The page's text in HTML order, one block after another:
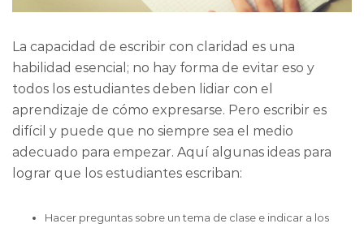
La capacidad de escribir con claridad es una
habilidad esencial; no hay forma de evitar eso y
todos los estudiantes deben lidiar con el
aprendizaje de cómo expresarse. Pero escribir es
difícil y puede que no siempre sea el medio
adecuado para empezar. Aquí algunas ideas para
lograr que los estudiantes escriban:
Hacer preguntas sobre un tema de clase e indicar a los